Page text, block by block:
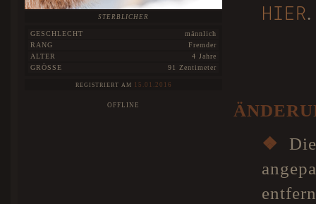
STERBLICHER
GESCHLECHT
männlich
RANG
Fremder
ALTER
4 Jahre
GRÖSSE
91 Zentimeter
REGISTRIERT AM 15.01.2016
OFFLINE
HIER.
❖